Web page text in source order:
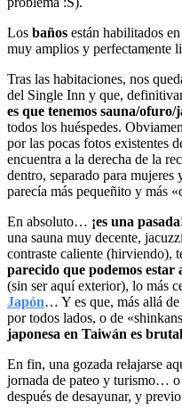
Los baños están habilitados
muy amplios y perfectamente
Tras las habitaciones, nos
del Single Inn y que,
es que tenemos sauna/ofuro/
todos los huéspedes.
por las pocas fotos existentes
encuentra a la derecha de la
dentro, separado para mujeres
parecía más pequeñito y más
En absoluto… ¡es una
una sauna muy decente,
contraste caliente (hirviendo),
parecido que podemos
(sin ser aquí exterior), lo más
Japón… Y es que, más allá de
por todos lados, o de
japonesa en Taiwán es brutal
En fin, una gozada relajarse
jornada de pateo y turismo… o
después de desayunar, y